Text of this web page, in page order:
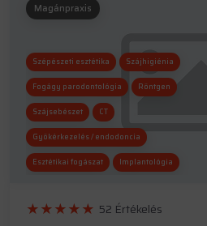
Magánpraxis
Szépészeti esztétika Szájhigiénia
Fogágy parodontológia Röntgen
Szájsebészet CT
Gyökérkezelés / endodoncia
Esztétikai fogászat Implantológia
52 Értékelés